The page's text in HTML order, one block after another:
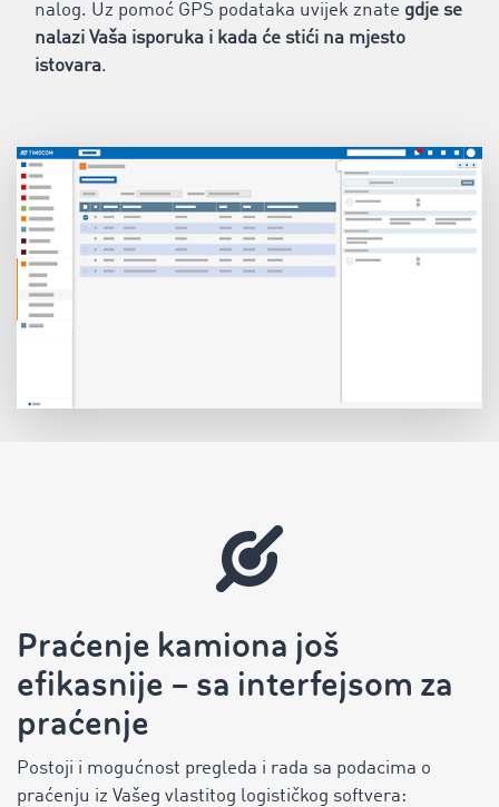
nalog. Uz pomoć GPS podataka uvijek znate gdje se
nalazi Vaša isporuka i kada će stići na mjesto
istovara.
Praćenje kamiona još
efikasnije – sa interfejsom za
praćenje
Postoji i mogućnost pregleda i rada sa podacima o
praćenju iz Vašeg vlastitog logističkog softvera: